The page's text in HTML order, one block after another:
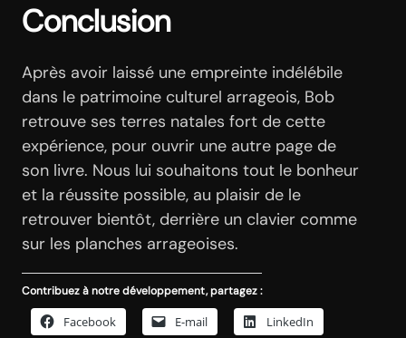
Conclusion
Après avoir laissé une empreinte indélébile
dans le patrimoine culturel arrageois, Bob
retrouve ses terres natales fort de cette
expérience, pour ouvrir une autre page de
son livre. Nous lui souhaitons tout le bonheur
et la réussite possible, au plaisir de le
retrouver bientôt, derrière un clavier comme
sur les planches arrageoises.
Contribuez à notre développement, partagez :
Facebook E-mail LinkedIn